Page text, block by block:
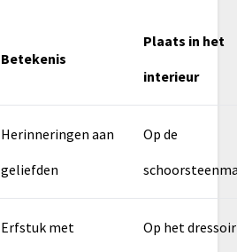
Betekenis
Plaats in het
interieur
Herinneringen aan
geliefden
Op de
Erfstuk met
Op het